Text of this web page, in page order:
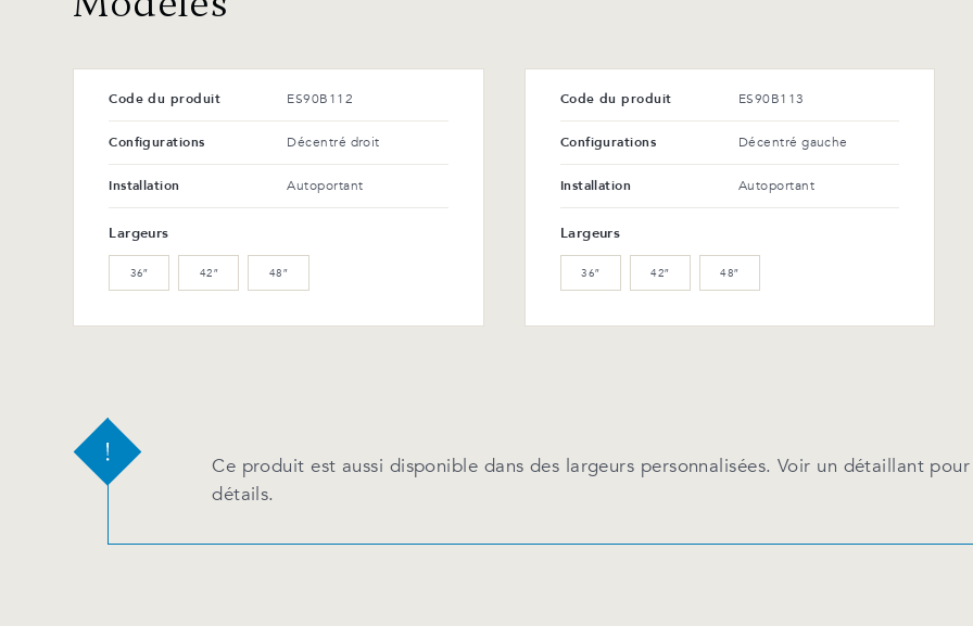
Code du produit ES90B112
Configurations Décentré droit
Installation Autoportant
Largeurs
36″ 42″ 48″
Code du produit ES90B113
Configurations Décentré gauche
Installation Autoportant
Largeurs
36″ 42″ 48″
Ce produit est aussi disponible dans des largeurs personnalisées. Voir un détaillant
détails.